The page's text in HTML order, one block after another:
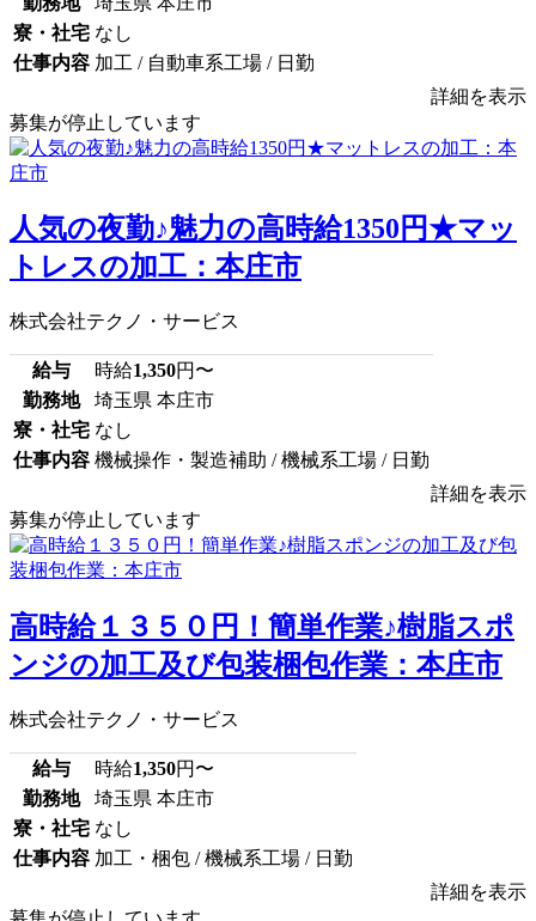
寮・社宅 なし
仕事内容 加工 / 自動車系工場 / 日勤
詳細を表示
募集が停止しています
人気の夜勤♪魅力の高時給1350円★マッ
トレスの加工：本庄市
株式会社テクノ・サービス
給与 時給1,350円〜
勤務地
埼玉県 本庄市
寮・社宅 なし
仕事内容 機械操作・製造補助 / 機械系工場 / 日勤
詳細を表示
募集が停止しています
高時給１３５０円！簡単作業♪樹脂スポ
ンジの加工及び包装梱包作業：本庄市
株式会社テクノ・サービス
給与 時給1,350円〜
勤務地
埼玉県 本庄市
寮・社宅 なし
仕事内容 加工・梱包 / 機械系工場 / 日勤
詳細を表示